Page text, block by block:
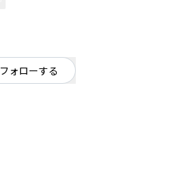
フォローする